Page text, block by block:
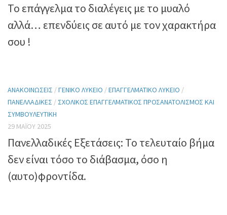
Το επάγγελμα το διαλέγεις με το μυαλό
αλλά… επενδύεις σε αυτό με τον χαρακτήρα
σου !
ΑΝΑΚΟΙΝΏΣΕΙΣ /ΓΕΝΙΚΌ ΛΎΚΕΙΟ /ΕΠΑΓΓΕΛΜΑΤΙΚΌ ΛΎΚΕΙΟ /
ΠΑΝΕΛΛΑΔΙΚΈΣ / ΣΧΟΛΙΚΌΣ ΕΠΑΓΓΕΛΜΑΤΙΚΌΣ ΠΡΟΣΑΝΑΤΟΛΙΣΜΌΣ ΚΑΙ
ΣΥΜΒΟΥΛΕΥΤΙΚΉ
29 ΜΑΪ́ΟΥ 2025
Πανελλαδικές Εξετάσεις: Το τελευταίο βήμα
δεν είναι τόσο το διάβασμα, όσο η
(αυτο)φροντίδα.